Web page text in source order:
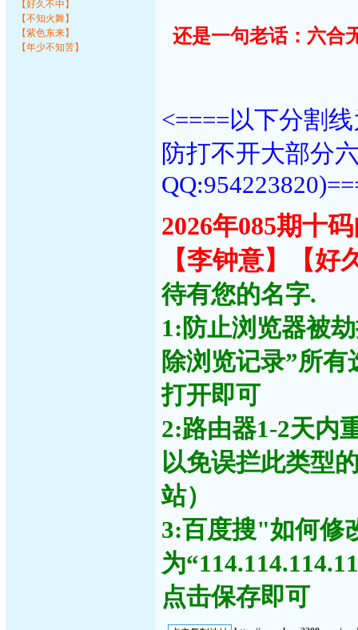
【好久不中】
【不知火舞】
【紫色东来】
【年少不知苦】
还是一句老话：六合
<====以下分割
防打不开大部分
2026年085期十
【李钟意】【
待有您的名字.
1:防止浏览器被
除浏览记录”所
打开即可
2:路由器1-2天内
以免误拦此类型
站）
3:百度搜"如何修
为
点击保存即可